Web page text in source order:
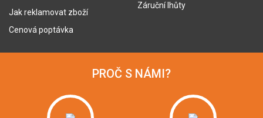
Jak reklamovat zboží
Cenová poptávka
Záruční lhůty
PROČ S NÁMI?